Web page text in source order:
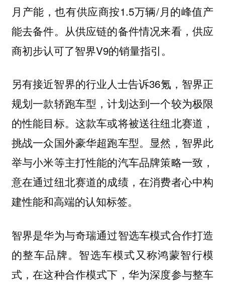
月产能，也有供应商按1.5万辆/月的峰值产
能去备件。从供应链的备件情况来看，供应
商初步认可了智界V9的销量指引。
另有接近智界的行业人士告诉36氪，智界正
规划一款轿跑车型，计划达到一个较为极限
的性能目标。这款车或将被送往纽北赛道，
挑战一众国外豪华超跑车型。显然，智界此
举与小米等主打性能的汽车品牌策略一致，
意在通过纽北赛道的成绩，在消费者心中构
建性能和高端的认知标签。
智界是华为与奇瑞通过智选车模式合作打造
的整车品牌。智选车模式又称鸿蒙智行模
式，在这种合作模式下，华为深度参与整车